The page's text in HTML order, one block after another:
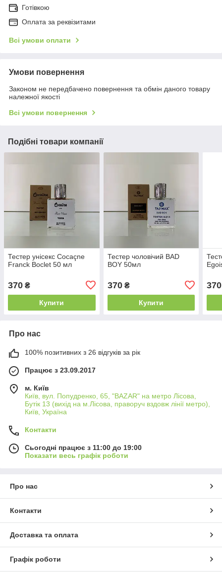
Готівкою
Оплата за реквізитами
Всі умови оплати
Умови повернення
Законом не передбачено повернення та обмін даного товару
належної якості
Всі умови повернення
Подібні товари компанії
Тестер унісекс Cocaçne
Franck Boclet 50 мл
370 ₴
Купити
Тестер чоловічий BAD
BOY 50мл
370₴
Купити
370
Про нас
100% позитивних з 26 відгуків за рік
Працює з 23.09.2017
м. Київ
Київ, вул. Попудренко, 65, "BAZAR" на метро Лісова,
Бутік 13 (вихід на м.Лісова, праворуч вздовж лінії метро),
Київ, Україна
Контакти
Сьогодні працює з 11:00 до 19:00
Показати весь графік роботи
Про нас
Контакти
Доставка та оплата
Графік роботи